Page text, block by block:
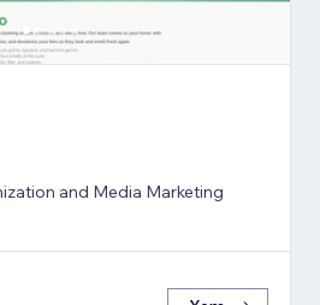
and Media Marketing